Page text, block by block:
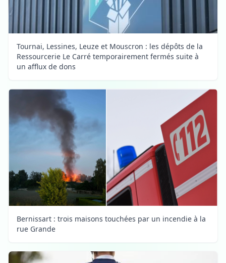
Tournai, Lessines, Leuze et Mouscron : les dépôts de la
Ressourcerie Le Carré temporairement fermés suite à
un afflux de dons
Bernissart : trois maisons touchées par un incendie à la
rue Grande